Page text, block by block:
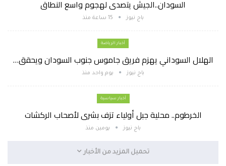
السودان..الجيش يتصدى لهجوم واسع النطاق
باج نيوز 15 ساعة منذ
أخبار الرياضة
الهلال السوداني يهزم فريق جاموس جنوب السودان ويحقق…
باج نيوز يوم واحد منذ
أخبار سياسية
الخرطوم.. محلية جبل أولياء تزف بشرى لأصحاب الركشات
باج نيوز يومين منذ
تحميل المزيد من الأخبار